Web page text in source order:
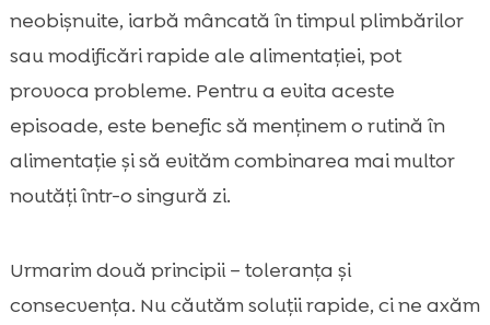
neobișnuite, iarbă mâncată în timpul plimbărilor
sau modificări rapide ale alimentației, pot
provoca probleme. Pentru a evita aceste
episoade, este benefic să menținem o rutină în
alimentație și să evităm combinarea mai multor
noutăți într-o singură zi.
Urmarim două principii – toleranța și
consecvența. Nu căutăm soluții rapide, ci ne axăm